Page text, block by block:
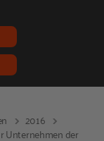
2016
Unternehmen der